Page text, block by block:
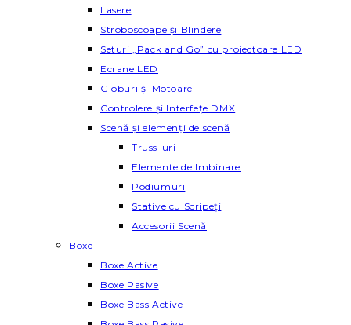
Lasere
Stroboscoape și Blindere
Seturi „Pack and Go” cu proiectoare LED
Ecrane LED
Globuri și Motoare
Controlere și Interfețe DMX
Scenă și elemenți de scenă
Truss-uri
Elemente de Imbinare
Podiumuri
Stative cu Scripeți
Accesorii Scenă
Boxe
Boxe Active
Boxe Pasive
Boxe Bass Active